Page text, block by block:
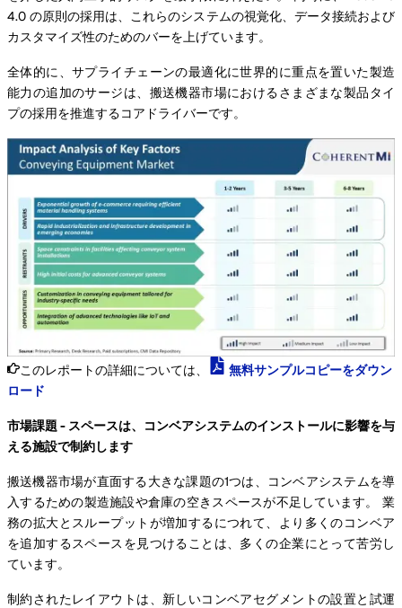
4.0 の原則の採用は、これらのシステムの視覚化、データ接続および
カスタマイズ性のためのバーを上げています。
全体的に、サプライチェーンの最適化に世界的に重点を置いた製造
能力の追加のサージは、搬送機器市場におけるさまざまな製品タイ
プの採用を推進するコアドライバーです。
このレポートの詳細については、
無料サンプルコピーをダウン
ロード
市場課題 - スペースは、コンベアシステムのインストールに影響を与
える施設で制約します
搬送機器市場が直面する大きな課題の1つは、コンベアシステムを導
入するための製造施設や倉庫の空きスペースが不足しています。 業
務の拡大とスループットが増加するにつれて、より多くのコンベア
を追加するスペースを見つけることは、多くの企業にとって苦労し
ています。
制約されたレイアウトは、新しいコンベアセグメントの設置と試運